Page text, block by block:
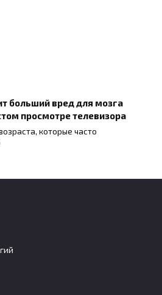
больший вред для мозга
просмотре телевизора
которые часто